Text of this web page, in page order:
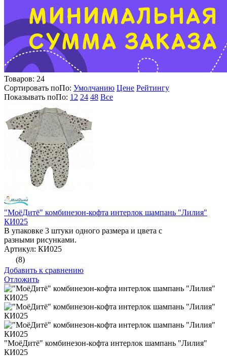
Товаров: 24
Сортировать поПо: Умолчанию Цене Рейтингу
Показывать поПо: 12 24 48 Все
"МоёДитё" комбинезон-кофта интерлок шампань "Лилия"
КИ025
В упаковке 3 штуки одного размера и цвета с
разными рисунками.
Артикул: КИ025
(8)
Добавить к сравнению
Отложить
"МоёДитё" комбинезон-кофта интерлок шампань "Лилия"
КИ025